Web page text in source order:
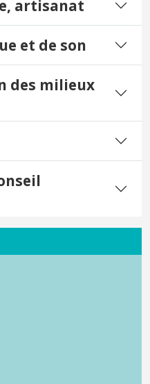
artisanat
et de son
des milieux